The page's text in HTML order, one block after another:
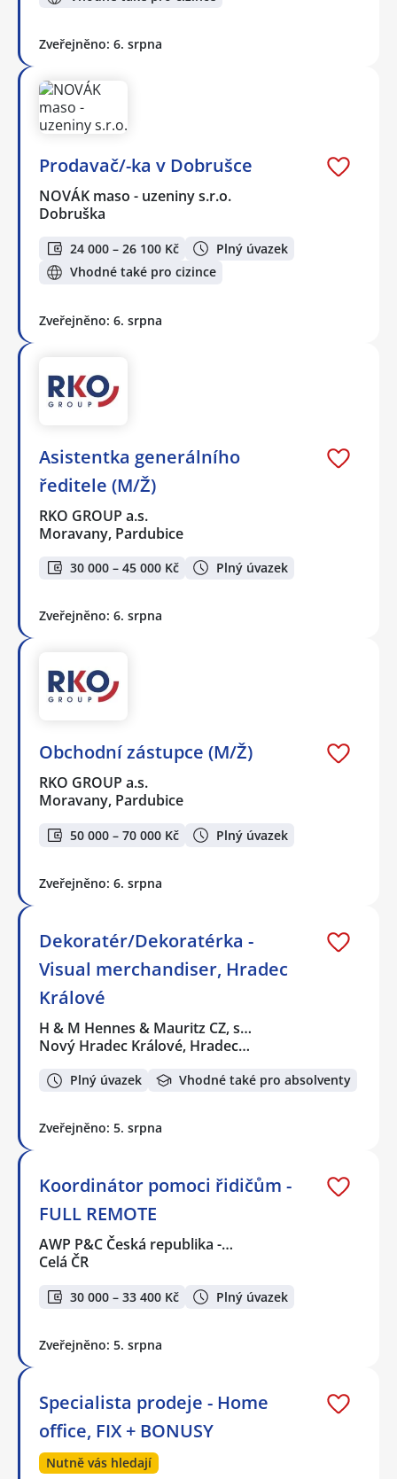
Zveřejněno: 6. srpna
Prodavač/-ka v Dobrušce
NOVÁK maso - uzeniny s.r.o.
Dobruška
24 000 – 26 100 Kč
Plný úvazek
Vhodné také pro cizince
Zveřejněno: 6. srpna
Asistentka generálního
ředitele (M/Ž)
RKO GROUP a.s.
Moravany, Pardubice
30 000 – 45 000 Kč Plný úvazek
Zveřejněno: 6. srpna
Obchodní zástupce (M/Ž)
RKO GROUP a.s.
Moravany, Pardubice
50 000 – 70 000 Kč Plný úvazek
Zveřejněno: 6. srpna
Dekoratér/Dekoratérka -
Visual merchandiser, Hradec
Králové
H & M Hennes & Mauritz CZ, s…
Nový Hradec Králové, Hradec…
Plný úvazek Vhodné také pro absolventy
Zveřejněno: 5. srpna
Koordinátor pomoci řidičům -
FULL REMOTE
AWP P&C Česká republika -…
Celá ČR
30 000 – 33 400 Kč Plný úvazek
Zveřejněno: 5. srpna
Specialista prodeje - Home
office, FIX + BONUSY
Nutně vás hledají